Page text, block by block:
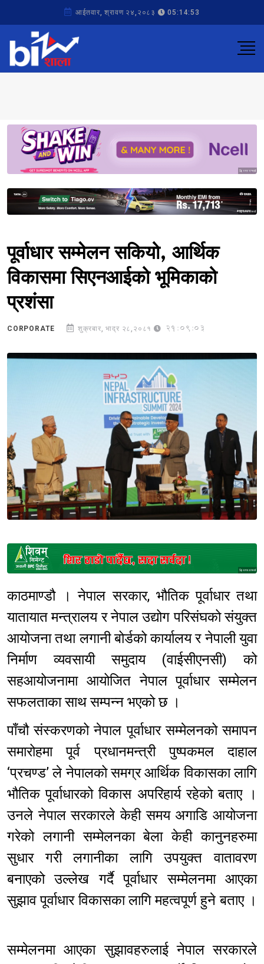
आईतवार, श्रावण २४,२०८३ 05:14:53
Sponsored
Sponsored
पूर्वाधार सम्मेलन सकियो, आर्थिक
विकासमा सिएनआईको भूमिकाको
प्रशंसा
CORPORATE शुक्रबार, भाद्र २८,२०८१ 21:09:03
Sponsored
काठमाण्डौ । नेपाल सरकार, भौतिक पूर्वाधार तथा
यातायात मन्त्रालय र नेपाल उद्योग परिसंघको संयुक्त
आयोजना तथा लगानी बोर्डको कार्यालय र नेपाली युवा
निर्माण व्यवसायी समुदाय (वाईसीएनसी) को
सहआयोजनामा आयोजित नेपाल पूर्वाधार सम्मेलन
सफलताका साथ सम्पन्न भएको छ ।
पाँचौ संस्करणको नेपाल पूर्वाधार सम्मेलनको समापन
समारोहमा पूर्व प्रधानमन्त्री पुष्पकमल दाहाल
‘प्रचण्ड’ ले नेपालको समग्र आर्थिक विकासका लागि
भौतिक पूर्वाधारको विकास अपरिहार्य रहेको बताए ।
उनले नेपाल सरकारले केही समय अगाडि आयोजना
गरेको लगानी सम्मेलनका बेला केही कानुनहरुमा
सुधार गरी लगानीका लागि उपयुक्त वातावरण
बनाएको उल्लेख गर्दै पूर्वाधार सम्मेलनमा आएका
सुझाव पूर्वाधार विकासका लागि महत्वपूर्ण हुने बताए ।
सम्मेलनमा आएका सुझावहरुलाई नेपाल सरकारले